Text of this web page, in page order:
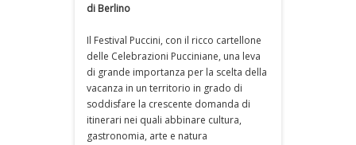
di Berlino
Il Festival Puccini, con il ricco cartellone
delle Celebrazioni Pucciniane, una leva
di grande importanza per la scelta della
vacanza in un territorio in grado di
soddisfare la crescente domanda di
itinerari nei quali abbinare cultura,
gastronomia, arte e natura